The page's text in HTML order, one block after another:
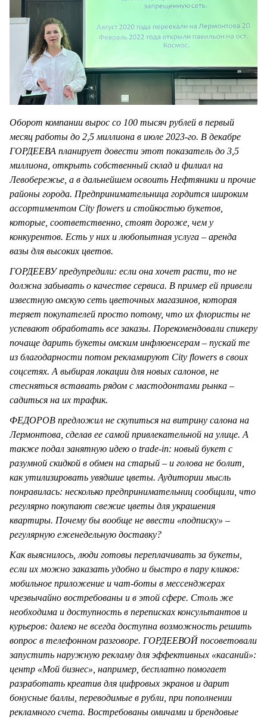
Оборот компании вырос со 100 тысяч рублей в первый
месяц работы до 2,5 миллиона в июле 2023-го. В декабре
ГОРДЕЕВА планирует довести этот показатель до 3,5
миллиона, открыть собственный склад и филиал на
Левобережье, а в дальнейшем освоить Нефтяники и прочие
районы города. Предпринимательница гордится широким
ассортиментом City flowers и стойкостью букетов,
которые, соответственно, стоят дороже, чем у
конкурентов. Есть у них и любопытная услуга – аренда
вазы для высоких цветов.
ГОРДЕЕВУ предупредили: если она хочет расти, то не
должна забывать о качестве сервиса. В пример ей привели
известную омскую сеть цветочных магазинов, которая
теряет покупателей просто потому, что их флористы не
успевают обработать все заказы. Порекомендовали спикеру
почаще дарить букеты омским инфлюенсерам – пускай те
из благодарности потом рекламируют City flowers в своих
соцсетях. А выбирая локации для новых салонов, не
стесняться вставать рядом с мастодонтами рынка –
садиться на их трафик.
ФЕДОРОВ предложил не скупиться на витрину салона на
Лермонтова, сделав ее самой привлекательной на улице. А
также подал занятную идею о trade-in: новый букет с
разумной скидкой в обмен на старый – и голова не болит,
как утилизировать увядшие цветы. Аудитории мысль
понравилась: несколько предпринимательниц сообщили, что
регулярно покупают свежие цветы для украшения
квартиры. Почему бы вообще не ввести «подписку» –
регулярную еженедельную доставку?
Как выяснилось, люди готовы переплачивать за букеты,
если их можно заказать удобно и быстро в пару кликов:
мобильное приложение и чат-боты в мессенджерах
чрезвычайно востребованы и в этой сфере. Столь же
необходима и доступность в переписках консультантов и
курьеров: далеко не всегда доступна возможность решить
вопрос в телефонном разговоре. ГОРДЕЕВОЙ посоветовали
запустить наружную рекламу для эффективных «касаний»:
центр «Мой бизнес», например, бесплатно помогает
разработать креатив для цифровых экранов и дарит
бонусные баллы, переводимые в рубли, при пополнении
рекламного счета. Востребованы омичами и брендовые